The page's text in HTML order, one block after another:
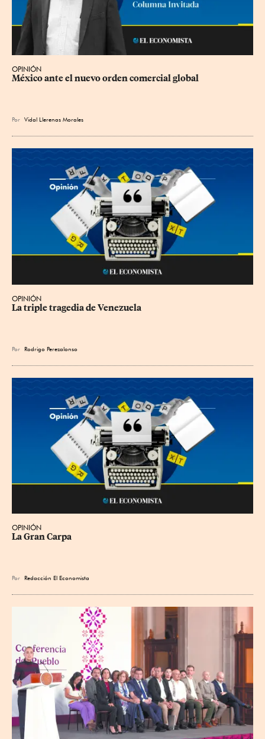
OPINIÓN
México ante el nuevo orden comercial global
Por Vidal Llerenas Morales
OPINIÓN
La triple tragedia de Venezuela
Por Rodrigo Perezalonso
OPINIÓN
La Gran Carpa
Por Redacción El Economista